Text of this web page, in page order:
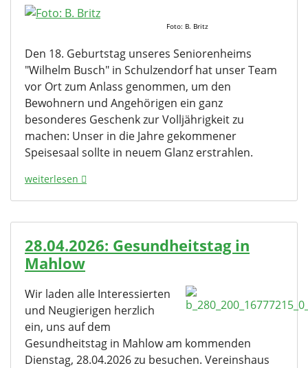
Foto: B. Britz
Den 18. Geburtstag unseres Seniorenheims
"Wilhelm Busch" in Schulzendorf hat unser Team
vor Ort zum Anlass genommen, um den
Bewohnern und Angehörigen ein ganz
besonderes Geschenk zur Volljährigkeit zu
machen: Unser in die Jahre gekommener
Speisesaal sollte in neuem Glanz erstrahlen.
weiterlesen
28.04.2026: Gesundheitstag in
Mahlow
Wir laden alle Interessierten
und Neugierigen herzlich
ein, uns auf dem
Gesundheitstag in Mahlow am kommenden
Dienstag, 28.04.2026 zu besuchen. Vereinshaus